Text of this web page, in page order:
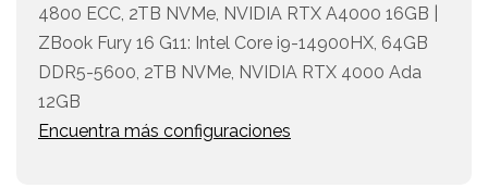
4800 ECC, 2TB NVMe, NVIDIA RTX A4000 16GB |
ZBook Fury 16 G11: Intel Core i9-14900HX, 64GB
DDR5-5600, 2TB NVMe, NVIDIA RTX 4000 Ada
12GB
Encuentra más configuraciones